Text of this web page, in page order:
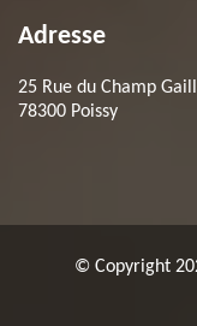
Adresse
25 Rue du Champ
78300 Poissy
© Copyright